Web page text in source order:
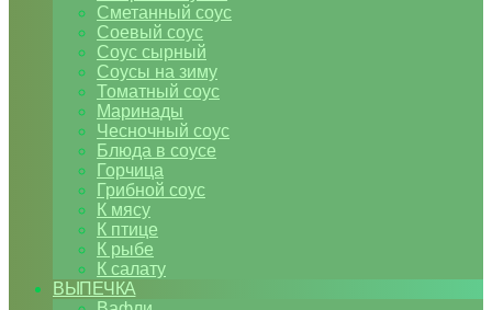
Сметанный соус
Соевый соус
Соус сырный
Соусы на зиму
Томатный соус
Маринады
Чесночный соус
Блюда в соусе
Горчица
Грибной соус
К мясу
К птице
К рыбе
К салату
ВЫПЕЧКА